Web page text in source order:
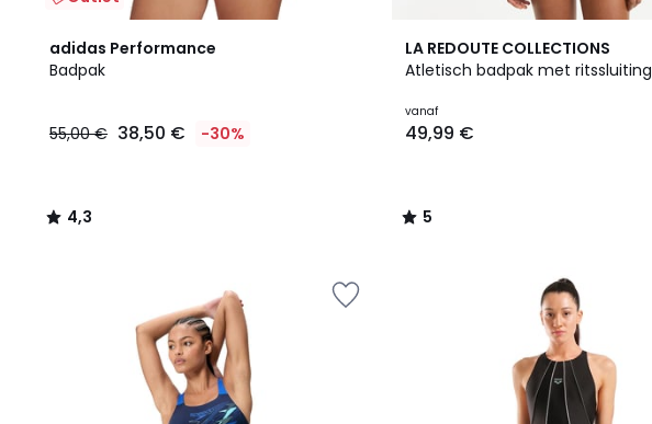
adidas Performance
Badpak
€
55,00
55,00 € 38,50 € -30%
4,3
/ 5
4,3
/
LA REDOUTE COLLECTIONS
Atletisch badpak met ritssluiting
vanaf
49,99 €
5
/
5
/